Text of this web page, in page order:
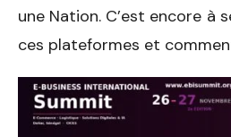
une Nation. C’est encore à
ces plateformes et